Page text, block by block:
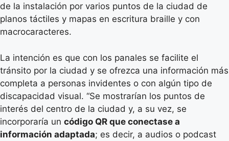
de la instalación por varios puntos de la ciudad de
planos táctiles y mapas en escritura braille y con
macrocaracteres.
La intención es que con los panales se facilite el
tránsito por la ciudad y se ofrezca una información más
completa a personas invidentes o con algún tipo de
discapacidad visual. “Se mostrarían los puntos de
interés del centro de la ciudad y, a su vez, se
incorporaría un código QR que conectase a
información adaptada; es decir, a audios o podcast